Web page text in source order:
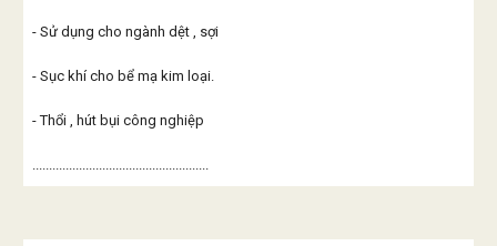
- Sử dụng cho ngành dệt , sợi
- Sục khí cho bể mạ kim loại.
- Thổi , hút bụi công nghiệp
.....................................................